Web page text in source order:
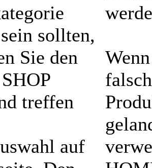
sollten,
Sie den
treffen
auf